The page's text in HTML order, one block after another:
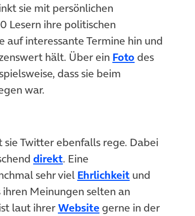
sie mit persönlichen
Lesern ihre politischen
interessante Termine hin und
Tab) hält. Über ein Foto (öffnet in
des
Tab)
dass sie beim
war.
sie Twitter ebenfalls rege. Dabei
direkt(öffnet in neuem Tab)
. Eine
sehr viel Ehrlichkeit(öffnet in
und
Meinungen selten an
laut ihrerWebsite(öffnet in neuem
gerne in der